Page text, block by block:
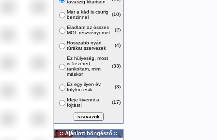
tavaszig kitartson
Már a kád is csurig
benzinnel
(10)
Eladtam az összes
MOL részvényemet
(2)
Hosszabb nyári
túrákat szervezek
(4)
Ez hülyeség, most
is 5ezerért
tankoltam, mint
máskor
(33)
Ez egy ilyen év,
folyton esik
(3)
Ideje kivenni a
fojtást!
(17)
:: Ajánlott böngésző ::